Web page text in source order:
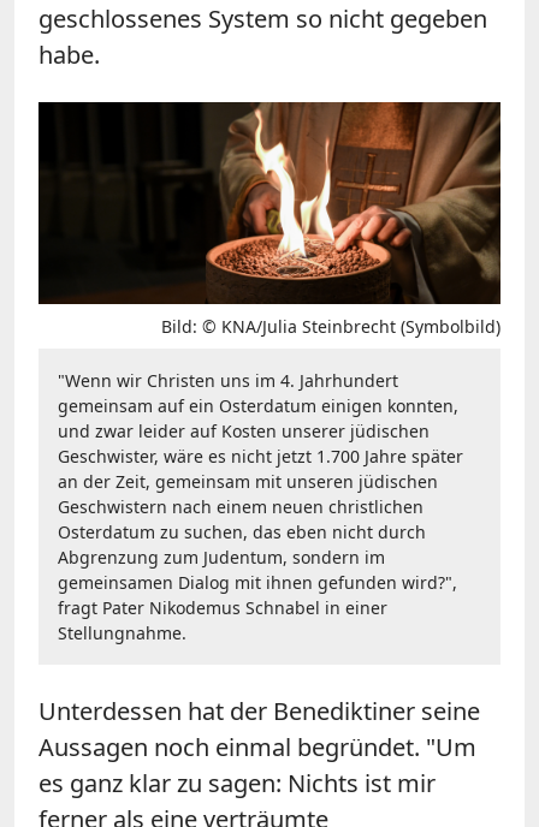
geschlossenes System so nicht gegeben
habe.
Bild: © KNA/Julia Steinbrecht (Symbolbild)
"Wenn wir Christen uns im 4. Jahrhundert
gemeinsam auf ein Osterdatum einigen konnten,
und zwar leider auf Kosten unserer jüdischen
Geschwister, wäre es nicht jetzt 1.700 Jahre später
an der Zeit, gemeinsam mit unseren jüdischen
Geschwistern nach einem neuen christlichen
Osterdatum zu suchen, das eben nicht durch
Abgrenzung zum Judentum, sondern im
gemeinsamen Dialog mit ihnen gefunden wird?",
fragt Pater Nikodemus Schnabel in einer
Stellungnahme.
Unterdessen hat der Benediktiner seine
Aussagen noch einmal begründet. "Um
es ganz klar zu sagen: Nichts ist mir
ferner als eine verträumte